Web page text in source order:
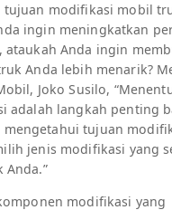
tujuan modifikasi mobil
ingin meningkatkan
ataukah Anda ingin
Anda lebih menarik?
Joko Susilo,
adalah langkah penting
mengetahui tujuan
jenis modifikasi yang
modifikasi yang